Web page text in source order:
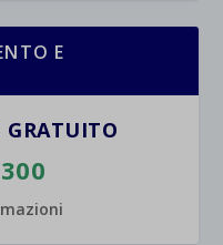
E
GRATUITO